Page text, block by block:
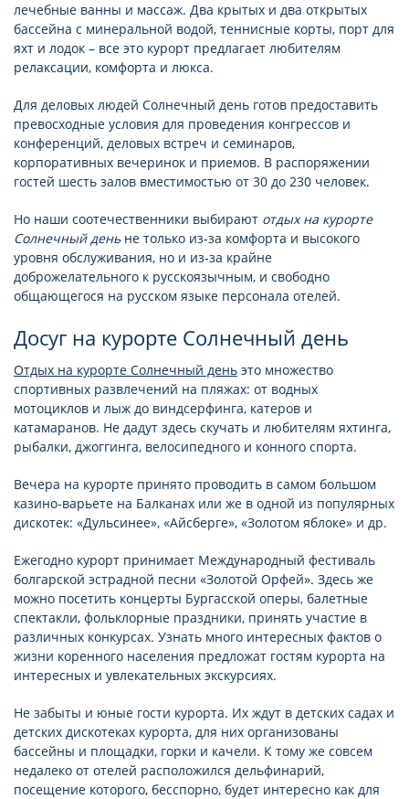
лечебные ванны и массаж. Два крытых и два открытых
бассейна с минеральной водой, теннисные корты, порт для
яхт и лодок – все это курорт предлагает любителям
релаксации, комфорта и люкса.
Для деловых людей Солнечный день готов предоставить
превосходные условия для проведения конгрессов и
конференций, деловых встреч и семинаров,
корпоративных вечеринок и приемов. В распоряжении
гостей шесть залов вместимостью от 30 до 230 человек.
Но наши соотечественники выбирают отдых на курорте
Солнечный день не только из-за комфорта и высокого
уровня обслуживания, но и из-за крайне
доброжелательного к русскоязычным, и свободно
общающегося на русском языке персонала отелей.
Досуг на курорте Солнечный день
Отдых на курорте Солнечный день это множество
спортивных развлечений на пляжах: от водных
мотоциклов и лыж до виндсерфинга, катеров и
катамаранов. Не дадут здесь скучать и любителям яхтинга,
рыбалки, джоггинга, велосипедного и конного спорта.
Вечера на курорте принято проводить в самом большом
казино-варьете на Балканах или же в одной из популярных
дискотек: «Дульсинее», «Айсберге», «Золотом яблоке» и др.
Ежегодно курорт принимает Международный фестиваль
болгарской эстрадной песни «Золотой Орфей». Здесь же
можно посетить концерты Бургасской оперы, балетные
спектакли, фольклорные праздники, принять участие в
различных конкурсах. Узнать много интересных фактов о
жизни коренного населения предложат гостям курорта на
интересных и увлекательных экскурсиях.
Не забыты и юные гости курорта. Их ждут в детских садах и
детских дискотеках курорта, для них организованы
бассейны и площадки, горки и качели. К тому же совсем
недалеко от отелей расположился дельфинарий,
посещение которого, бесспорно, будет интересно как для